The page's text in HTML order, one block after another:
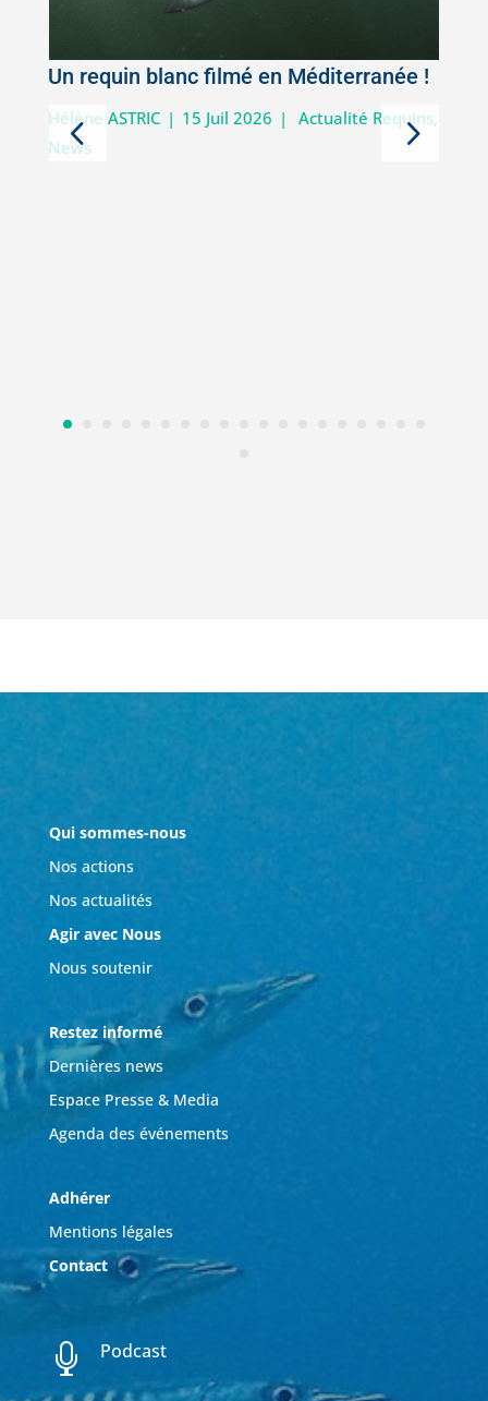
Un requin blanc filmé en Méditerranée !
Hélène ASTRIC | 15 Juil 2026 | Actualité Requins,
News
Qui sommes-nous
Nos actions
Nos actualités
Agir avec Nous
Nous soutenir
Restez informé
Dernières news
Espace Presse & Media
Agenda des événements
Adhérer
Mentions légales
Contact
 Podcast